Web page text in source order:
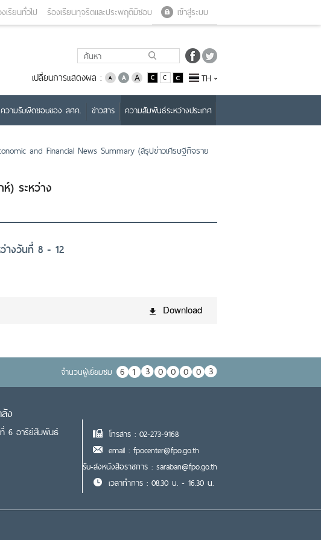
เข้าสู่ระบบ
เรียนทั่วไป ร้องเรียนทุจริตและประพฤติมิชอบ
เปลี่ยนการแสดงผล : TH
วามรับผิดชอบของ สศค. ข่าวสาร ความสัมพันธ์ระหว่างประเทศ
and Financial News Summary (สรุปข่าวเศรษฐกิจราย
) ระหว่าง
างวันที่ 8 - 12
Download
จำนวนผู้เยื่ยมชม
ง
6 อารีย์สัมพันธ์
โทรสาร : 02-273-9168
email : fpocenter@fpo.go.th
รับ-ส่งหนังสือราชการ : saraban@fpo.go.th
เวลาทำการ : 08.30 น. - 16.30 น.